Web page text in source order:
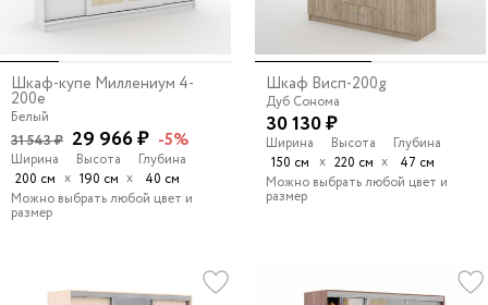
Шкаф-купе Миллениум 4-
200e
Белый
31 543 ₽ 29 966 ₽ -5%
Ширина
200 см х
Высота
190 см х
Глубина
40 см
Можно выбрать любой цвет и
размер
Шкаф Висп-200g
Дуб Сонома
30 130 ₽
Ширина
150 см х
Высота
220 см х
Глубина
47 см
Можно выбрать любой цвет и
размер